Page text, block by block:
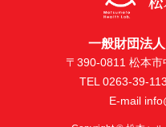
一般財団法
〒390-0811 松本
TEL 0263-39-
E-mail